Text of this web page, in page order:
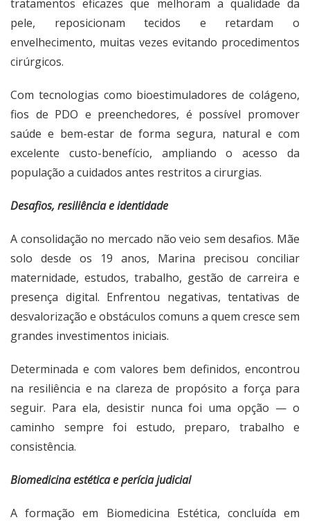
tratamentos eficazes que melhoram a qualidade da
pele, reposicionam tecidos e retardam o
envelhecimento, muitas vezes evitando procedimentos
cirúrgicos.
Com tecnologias como bioestimuladores de colágeno,
fios de PDO e preenchedores, é possível promover
saúde e bem-estar de forma segura, natural e com
excelente custo-benefício, ampliando o acesso da
população a cuidados antes restritos a cirurgias.
Desafios, resiliência e identidade
A consolidação no mercado não veio sem desafios. Mãe
solo desde os 19 anos, Marina precisou conciliar
maternidade, estudos, trabalho, gestão de carreira e
presença digital. Enfrentou negativas, tentativas de
desvalorização e obstáculos comuns a quem cresce sem
grandes investimentos iniciais.
Determinada e com valores bem definidos, encontrou
na resiliência e na clareza de propósito a força para
seguir. Para ela, desistir nunca foi uma opção — o
caminho sempre foi estudo, preparo, trabalho e
consistência.
Biomedicina estética e perícia judicial
A formação em Biomedicina Estética, concluída em